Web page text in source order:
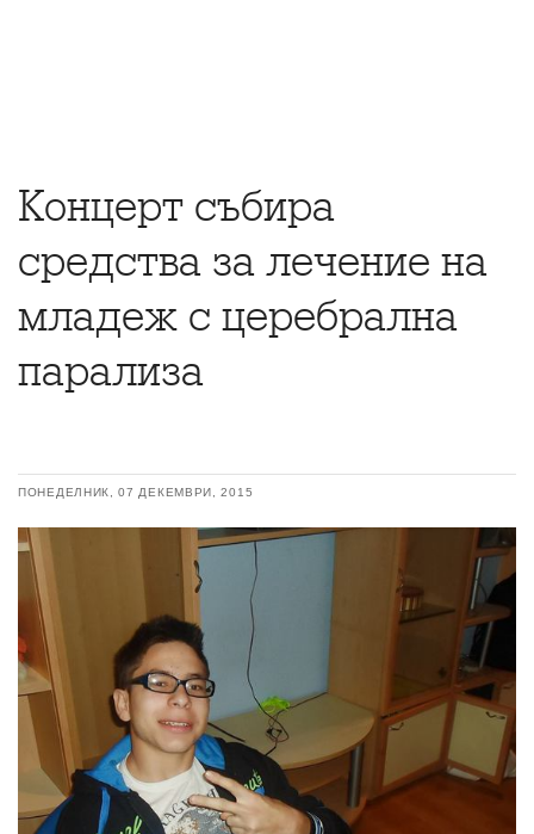
Концерт събира
средства за лечение на
младеж с церебрална
парализа
ПОНЕДЕЛНИК, 07 ДЕКЕМВРИ, 2015